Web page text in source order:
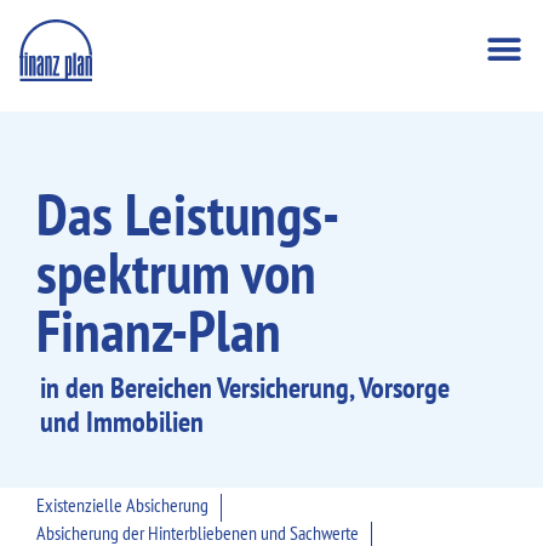
Das Leistungs­
spektrum von
Finanz-Plan
in den Bereichen Versicherung, Vorsorge
und Immobilien
Existenzielle Absicherung
Absicherung der Hinterbliebenen und Sachwerte